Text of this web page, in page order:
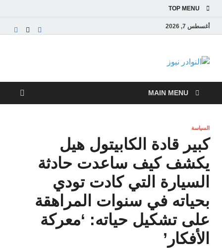
TOP MENU
أغسطس 7, 2026
النوادر نيوز
من العالم العربي والعالمي
MAIN MENU
السياسة
كبير قادة الكابيتول هيل
يكشف كيف ساعدت حادثة
السيارة التي كادت تودي
بحياته في سنوات المراهقة
على تشكيل حياته: ‘معركة
الأفكار’